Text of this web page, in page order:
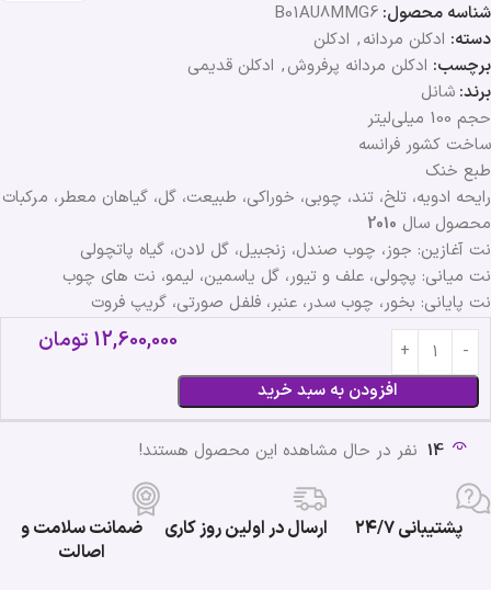
شناسه محصول: B01AU8MMG6
دسته: ادکلن مردانه, ادکلن
برچسب: ادکلن مردانه پرفروش, ادکلن قدیمی
برند: شانل
حجم 100 میلی‌لیتر
ساخت کشور فرانسه
طبع خنک
رایحه ادویه، تلخ، تند، چوبی، خوراکی، طبیعت، گل، گیاهان معطر، مرکبات
محصول سال 2010
نت آغازین: جوز، چوب صندل، زنجبیل، گل لادن، گیاه پاتچولی
نت میانی: پچولی، علف و تیور، گل یاسمین، لیمو، نت های چوب
نت پایانی: بخور، چوب سدر، عنبر، فلفل صورتی، گریپ فروت
افزودن به سبد خرید
12,600,000 تومان
14 نفر در حال مشاهده این محصول هستند!
پشتیبانی ۲۴/۷ ارسال در اولین روز کاری
ضمانت سلامت و
اصالت